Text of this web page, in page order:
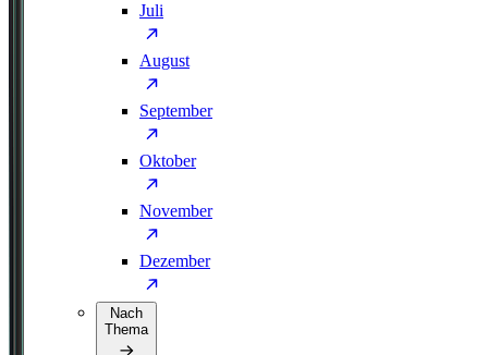
Juli
August
September
Oktober
November
Dezember
Nach
Thema